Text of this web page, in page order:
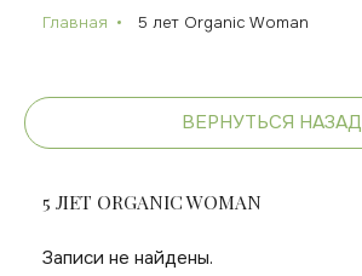
Главная 5 лет Organic Woman
ВЕРНУТЬСЯ НАЗАД
5 ЛЕТ ORGANIC WOMAN
Записи не найдены.